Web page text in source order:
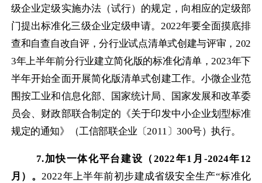
级企业定级实施办法（试行）的规定，向相应的定级部
门提出标准化三级企业定级申请。2022年要全面摸底排
查和自查自改自评，分行业试点清单式创建与评审，202
3年上半年前分行业建立简化版的标准化清单，2023年下
半年开始全面开展简化版清单式创建工作。小微企业范
围按工业和信息化部、国家统计局、国家发展和改革委
员会、财政部联合制定的《关于印发中小企业划型标准
规定的通知》（工信部联企业〔2011 〕300号）执行。
7.加快一体化平台建设（2022年1 月 -2024年12
月）。2022年上半年前初步建成省级安全生产“标准化